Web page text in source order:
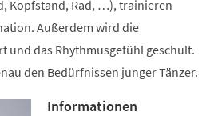
Kopfstand, Rad, …), trainieren
Außerdem wird die
und das Rhythmusgefühl geschult.
den Bedürfnissen junger Tänzer.
Informationen